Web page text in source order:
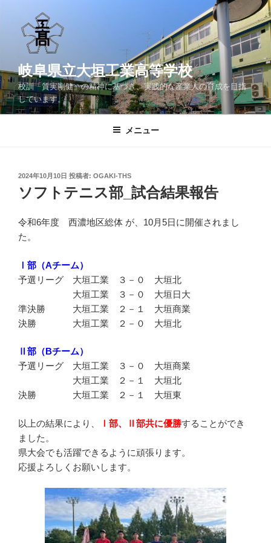
へ
ス
キ
岐阜県立大垣工業高等学校
校訓「質実剛健」の精神に基づき、実践的な産業人の育成を目指
しています。
メニュー
投
稿
日:
2024年10月10日 投稿者: OGAKI-THS
ソフトテニス部_試合結果報告
令和6年度 西濃地区総体 が、10月5日に開催されまし
た。
Ⅰ部（Aチーム）
予選リーグ 大垣工業 ３－０ 大垣北
大垣工業 ３－０ 大垣日大
準決勝 大垣工業 ２－１ 大垣商業
決勝 大垣工業 ２－０ 大垣北
Ⅱ部（Bチーム）
予選リーグ 大垣工業 ３－０ 大垣商業
大垣工業 ２－１ 大垣北
決勝 大垣工業 ２－１ 大垣東
以上の結果により、 Ⅰ部、Ⅱ部共に優勝することができ
ました。
県大会でも活躍できるように頑張ります。
応援よろしくお願いします。